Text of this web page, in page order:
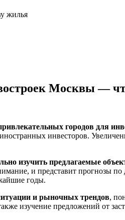
жилья
Москвы —
городов для
инвесторов.
изучить предлагаемые
и представит
годы.
и рыночных трендов,
изучение предложений от